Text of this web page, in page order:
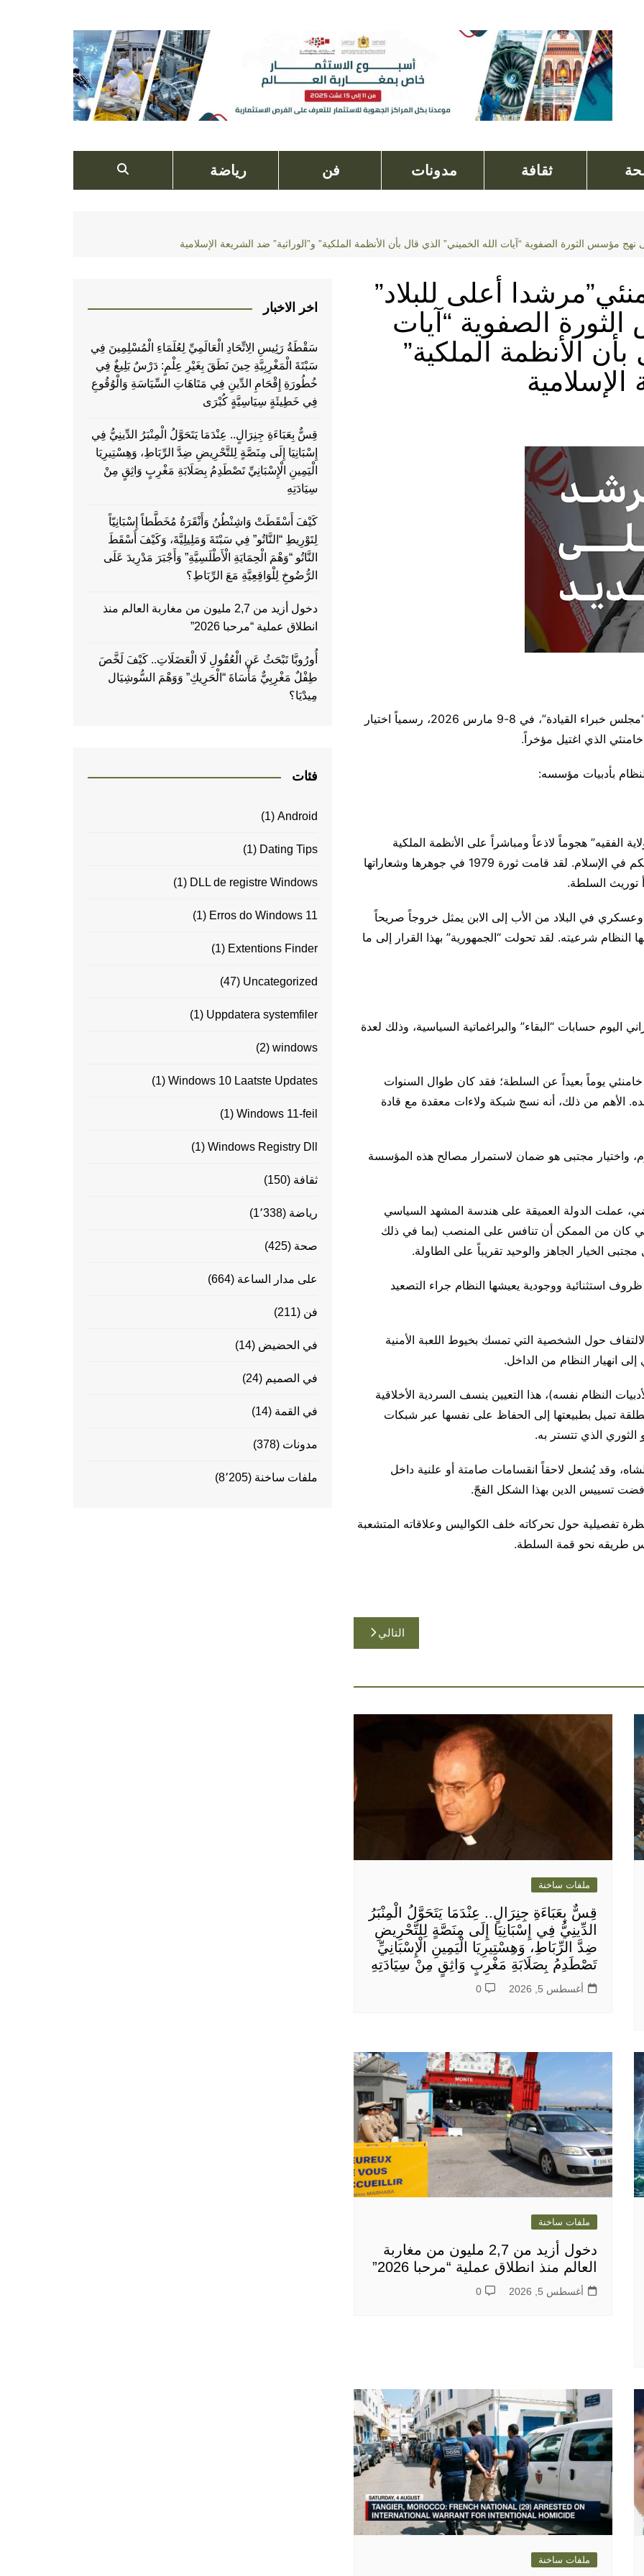
ثقافة مدونات فن رياضة
مؤسس الثورة الصفوية “آيات الله الخميني” الذي قال بأن الأنظمة الملكية” و”الوراثية” ضد الشريعة الإسلامية
أعلى للبلاد”
الصفوية “آيات
بأن الأنظمة الملكية”
الإسلامية
في سابقة هي الأولى من نوعها منذ عام 1979، أعلن “مجلس خبراء القيادة”، في 8-9 مارس 2026، رسمياً اختيار
الذي اغتيل مؤخراً.
بأدبيات مؤسسه:
الفقيه” هجوماً لاذعاً ومباشراً على الأنظمة الملكية
والوراثية، معتبراً إياها متعارضة جوهرياً مع مفاهيم الحكم في الإسلام. لقد قامت ثورة 1979 في جوهرها وشعاراتها
توريث السلطة.
في البلاد من الأب إلى الابن يمثل خروجاً صريحاً
شرعيته. لقد تحولت “الجمهورية” بهذا القرار إلى ما
اليوم حسابات “البقاء” والبراغماتية السياسية، وذلك لعدة
يوماً بعيداً عن السلطة؛ فقد كان طوال السنوات
الأهم من ذلك، أنه نسج شبكة ولاءات معقدة مع قادة
واختيار مجتبى هو ضمان لاستمرار مصالح هذه المؤسسة
عملت الدولة العميقة على هندسة المشهد السياسي
كان من الممكن أن تنافس على المنصب (بما في ذلك
الخيار الجاهز والوحيد تقريباً على الطاولة.
استثنائية ووجودية يعيشها النظام جراء التصعيد
حول الشخصية التي تمسك بخيوط اللعبة الأمنية
انهيار النظام من الداخل.
النظام نفسه)، هذا التعيين ينسف السردية الأخلاقية
تميل بطبيعتها إلى الحفاظ على نفسها عبر شبكات
الذي تتستر به.
وقد يُشعل لاحقاً انقسامات صامتة أو علنية داخل
رفضت تسييس الدين بهذا الشكل الفجّ.
تفصيلية حول تحركاته خلف الكواليس وعلاقاته المتشعبة
طريقه نحو قمة السلطة.
التالي
ملفات ساخنة
قِسٌّ بِعَبَاءَةِ جِنِرَالٍ.. عِنْدَمَا يَتَحَوَّلُ الْمِنْبَرُ
الدِّينِيُّ فِي إِسْبَانِيَا إِلَى مِنَصَّةٍ لِلتَّحْرِيضِ
ضِدَّ الرِّبَاطِ، وَهِسْتِيرِيَا الْيَمِينِ الْإِسْبَانِيِّ
تَصْطَدِمُ بِصَلَابَةِ مَغْرِبٍ وَاثِقٍ مِنْ سِيَادَتِهِ
أغسطس 5, 2026 0
ملفات ساخنة
دخول أزيد من 2,7 مليون من مغاربة
العالم منذ انطلاق عملية “مرحبا 2026”
أغسطس 5, 2026 0
ملفات ساخنة
اخر الاخبار
سَقْطَةُ رَئِيسِ الِاتِّحَادِ الْعَالَمِيِّ لِعُلَمَاءِ الْمُسْلِمِينَ فِي
سَبْتَةَ الْمَغْرِبِيَّةِ حِينَ نَطَقَ بِغَيْرِ عِلْمٍ: دَرْسٌ بَلِيغٌ فِي
خُطُورَةِ إِقْحَامِ الدِّينِ فِي مَتَاهَاتِ السِّيَاسَةِ وَالْوُقُوعِ
فِي خَطِيئَةٍ سِيَاسِيَّةٍ كُبْرَى
قِسٌّ بِعَبَاءَةِ جِنِرَالٍ.. عِنْدَمَا يَتَحَوَّلُ الْمِنْبَرُ الدِّينِيُّ فِي
إِسْبَانِيَا إِلَى مِنَصَّةٍ لِلتَّحْرِيضِ ضِدَّ الرِّبَاطِ، وَهِسْتِيرِيَا
الْيَمِينِ الْإِسْبَانِيِّ تَصْطَدِمُ بِصَلَابَةِ مَغْرِبٍ وَاثِقٍ مِنْ
سِيَادَتِهِ
كَيْفَ أَسْقَطَتْ وَاشِنْطُنُ وَأَنْقَرَةُ مُخَطَّطاً إِسْبَانِيّاً
لِتَوْرِيطِ “النَّاتُو” فِي سَبْتَةَ وَمَلِيلِيَّةَ، وَكَيْفَ أَسْقَطَ
النَّاتُو “وَهْمَ الْحِمَايَةِ الْأَطْلَسِيَّةِ” وَأَجْبَرَ مَدْرِيدَ عَلَى
الرُّضُوخِ لِلْوَاقِعِيَّةِ مَعَ الرِّبَاطِ؟
دخول أزيد من 2,7 مليون من مغاربة العالم منذ
انطلاق عملية “مرحبا 2026”
أُورُوبَّا تَبْحَثُ عَنِ الْعُقُولِ لَا الْعَضَلَاتِ.. كَيْفَ لَخَّصَ
طِفْلٌ مَغْرِبِيٌّ مَأْسَاةَ “الْحَرِيكِ” وَوَهْمَ السُّوشِيَال
مِيدْيَا؟
فئات
Android
(1)
Dating Tips
(1)
DLL de registre Windows
(1)
Erros do Windows 11
(1)
Extentions Finder
(1)
Uncategorized
(47)
Uppdatera systemfiler
(1)
windows
(2)
Windows 10 Laatste Updates
(1)
Windows 11-feil
(1)
Windows Registry Dll
(1)
ثقافة (150)
رياضة (1٬338)
صحة (425)
على مدار الساعة (664)
فن (211)
في الحضيض (14)
في الصميم (24)
في القمة (14)
مدونات (378)
ملفات ساخنة (8٬205)